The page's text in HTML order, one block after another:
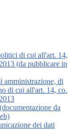
di cui all'art. 14,
(da pubblicare in
amministrazione, di
di cui all'art. 14, co.
da
dei dati